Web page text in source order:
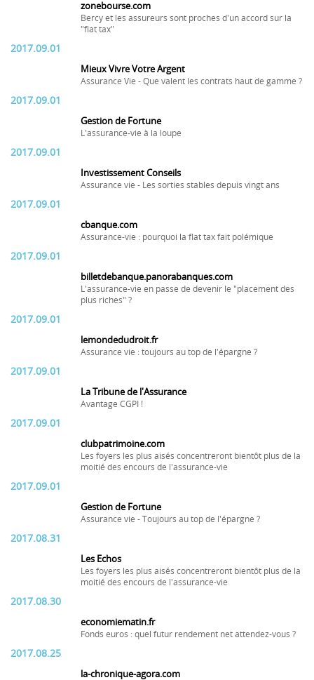
zonebourse.com
Bercy et les assureurs sont proches d'un accord sur la
"flat tax"
2017.09.01
Mieux Vivre Votre Argent
Assurance Vie - Que valent les contrats haut de gamme ?
2017.09.01
Gestion de Fortune
L'assurance-vie à la loupe
2017.09.01
Investissement Conseils
Assurance vie - Les sorties stables depuis vingt ans
2017.09.01
cbanque.com
Assurance-vie : pourquoi la flat tax fait polémique
2017.09.01
billetdebanque.panorabanques.com
L'assurance-vie en passe de devenir le "placement des
plus riches" ?
2017.09.01
lemondedudroit.fr
Assurance vie : toujours au top de l'épargne ?
2017.09.01
La Tribune de l'Assurance
Avantage CGPI !
2017.09.01
clubpatrimoine.com
Les foyers les plus aisés concentreront bientôt plus de la
moitié des encours de l'assurance-vie
2017.09.01
Gestion de Fortune
Assurance vie - Toujours au top de l'épargne ?
2017.08.31
Les Echos
Les foyers les plus aisés concentreront bientôt plus de la
moitié des encours de l'assurance-vie
2017.08.30
economiematin.fr
Fonds euros : quel futur rendement net attendez-vous ?
2017.08.25
la-chronique-agora.com